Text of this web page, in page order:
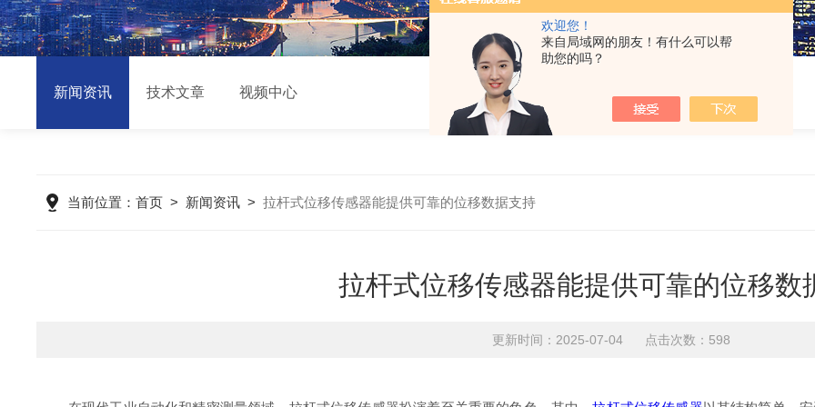
欢迎您！
来自局域网的朋友！有什么可以帮
助您的吗？
新闻资讯 技术文章 视频中心
当前位置：首页 > 新闻资讯 >拉杆式位移传感器能提供可靠的位移数据支持
拉杆式位移传感器能提供可靠的位移数
更新时间：2025-07-04 点击次数：598